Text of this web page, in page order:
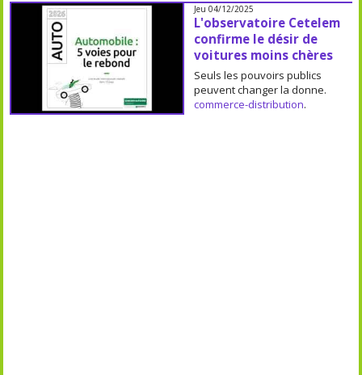
Jeu 04/12/2025
L'observatoire Cetelem
confirme le désir de
voitures moins chères
Seuls les pouvoirs publics
peuvent changer la donne.
commerce-distribution.